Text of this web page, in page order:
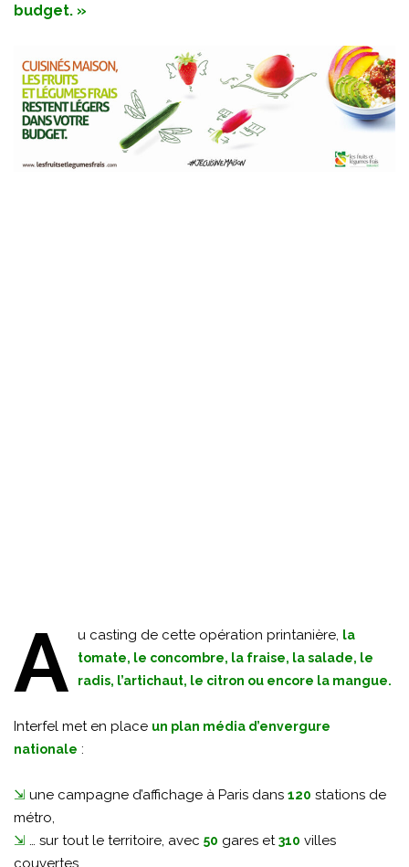
budget. »
A u casting de cette opération printanière, la
tomate, le concombre, la fraise, la salade, le
radis, l’artichaut, le citron ou encore la mangue.
Interfel met en place un plan média d’envergure
nationale :
⇲ une campagne d’affichage à Paris dans 120 stations de
métro,
⇲ … sur tout le territoire, avec 50 gares et310 villes
couvertes,